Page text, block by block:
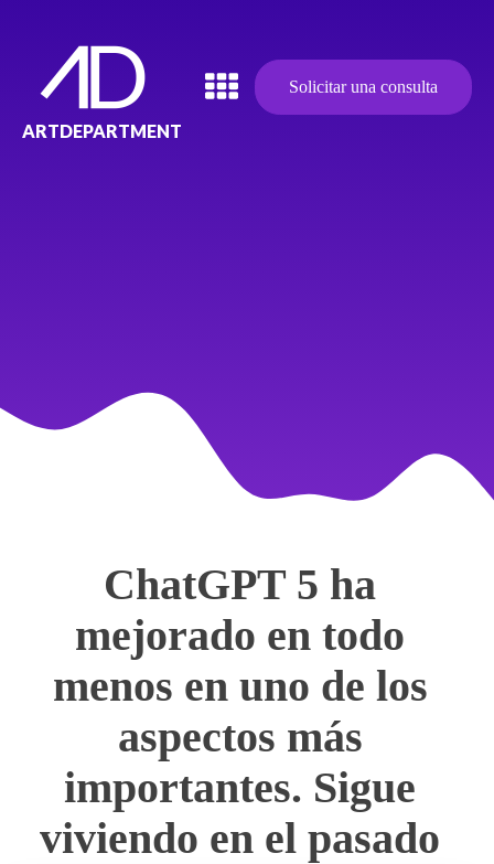
ARTDEPARTMENT
Solicitar una consulta
ChatGPT 5 ha
mejorado en todo
menos en uno de los
aspectos más
importantes. Sigue
viviendo en el pasado